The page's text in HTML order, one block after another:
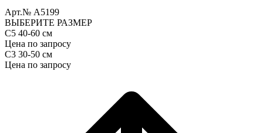
Арт.№ A5199
ВЫБЕРИТЕ РАЗМЕР
С5 40-60 см
Цена по запросу
С3 30-50 см
Цена по запросу